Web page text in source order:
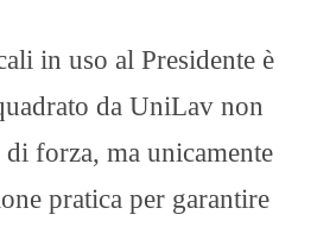
in uso al Presidente è
da UniLav non
forza, ma unicamente
pratica per garantire